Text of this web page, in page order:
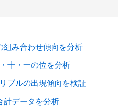
組み合わせ傾向を分析
十・一の位を分析
プルの出現傾向を検証
計データを分析